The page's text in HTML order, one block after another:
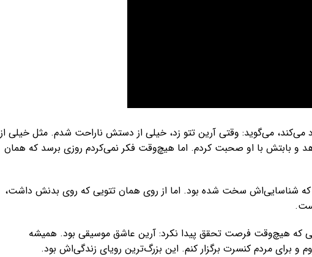
می‌کند، می‌گوید: وقتی آرین تتو زد، خیلی از دستش ناراحت شدم. مثل خیلی از
و بابتش با او صحبت کردم. اما هیچ‌وقت فکر نمی‌کردم روزی برسد که همان
که شناسایی‌اش سخت شده بود. اما از روی همان تتویی که روی بدنش داشت،
که هیچ‌وقت فرصت تحقق پیدا نکرد: آرین عاشق موسیقی بود. همیشه
برای مردم کنسرت برگزار کنم. این بزرگ‌ترین رویای زندگی‌اش بود.